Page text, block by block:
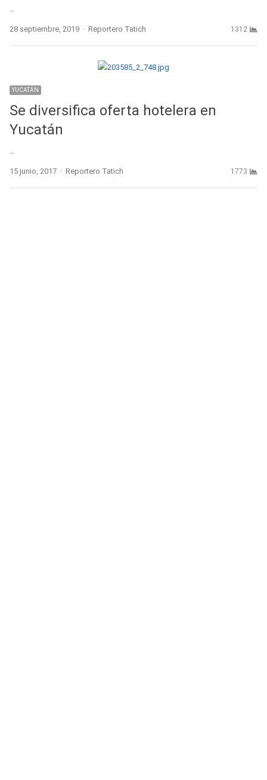
…
28 septiembre, 2019 Author
Reportero Tatich 1312
YUCATÁN
Se diversifica oferta hotelera en
Yucatán
…
15 junio, 2017 Author
Reportero Tatich 1773